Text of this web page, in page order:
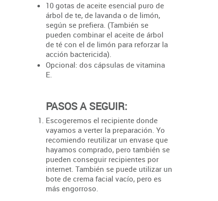
10 gotas de aceite esencial puro de
árbol de te, de lavanda o de limón,
según se prefiera. (También se
pueden combinar el aceite de árbol
de té con el de limón para reforzar la
acción bactericida).
Opcional: dos cápsulas de vitamina
E.
PASOS A SEGUIR:
Escogeremos el recipiente donde
vayamos a verter la preparación. Yo
recomiendo reutilizar un envase que
hayamos comprado, pero también se
pueden conseguir recipientes por
internet. También se puede utilizar un
bote de crema facial vacío, pero es
más engorroso.